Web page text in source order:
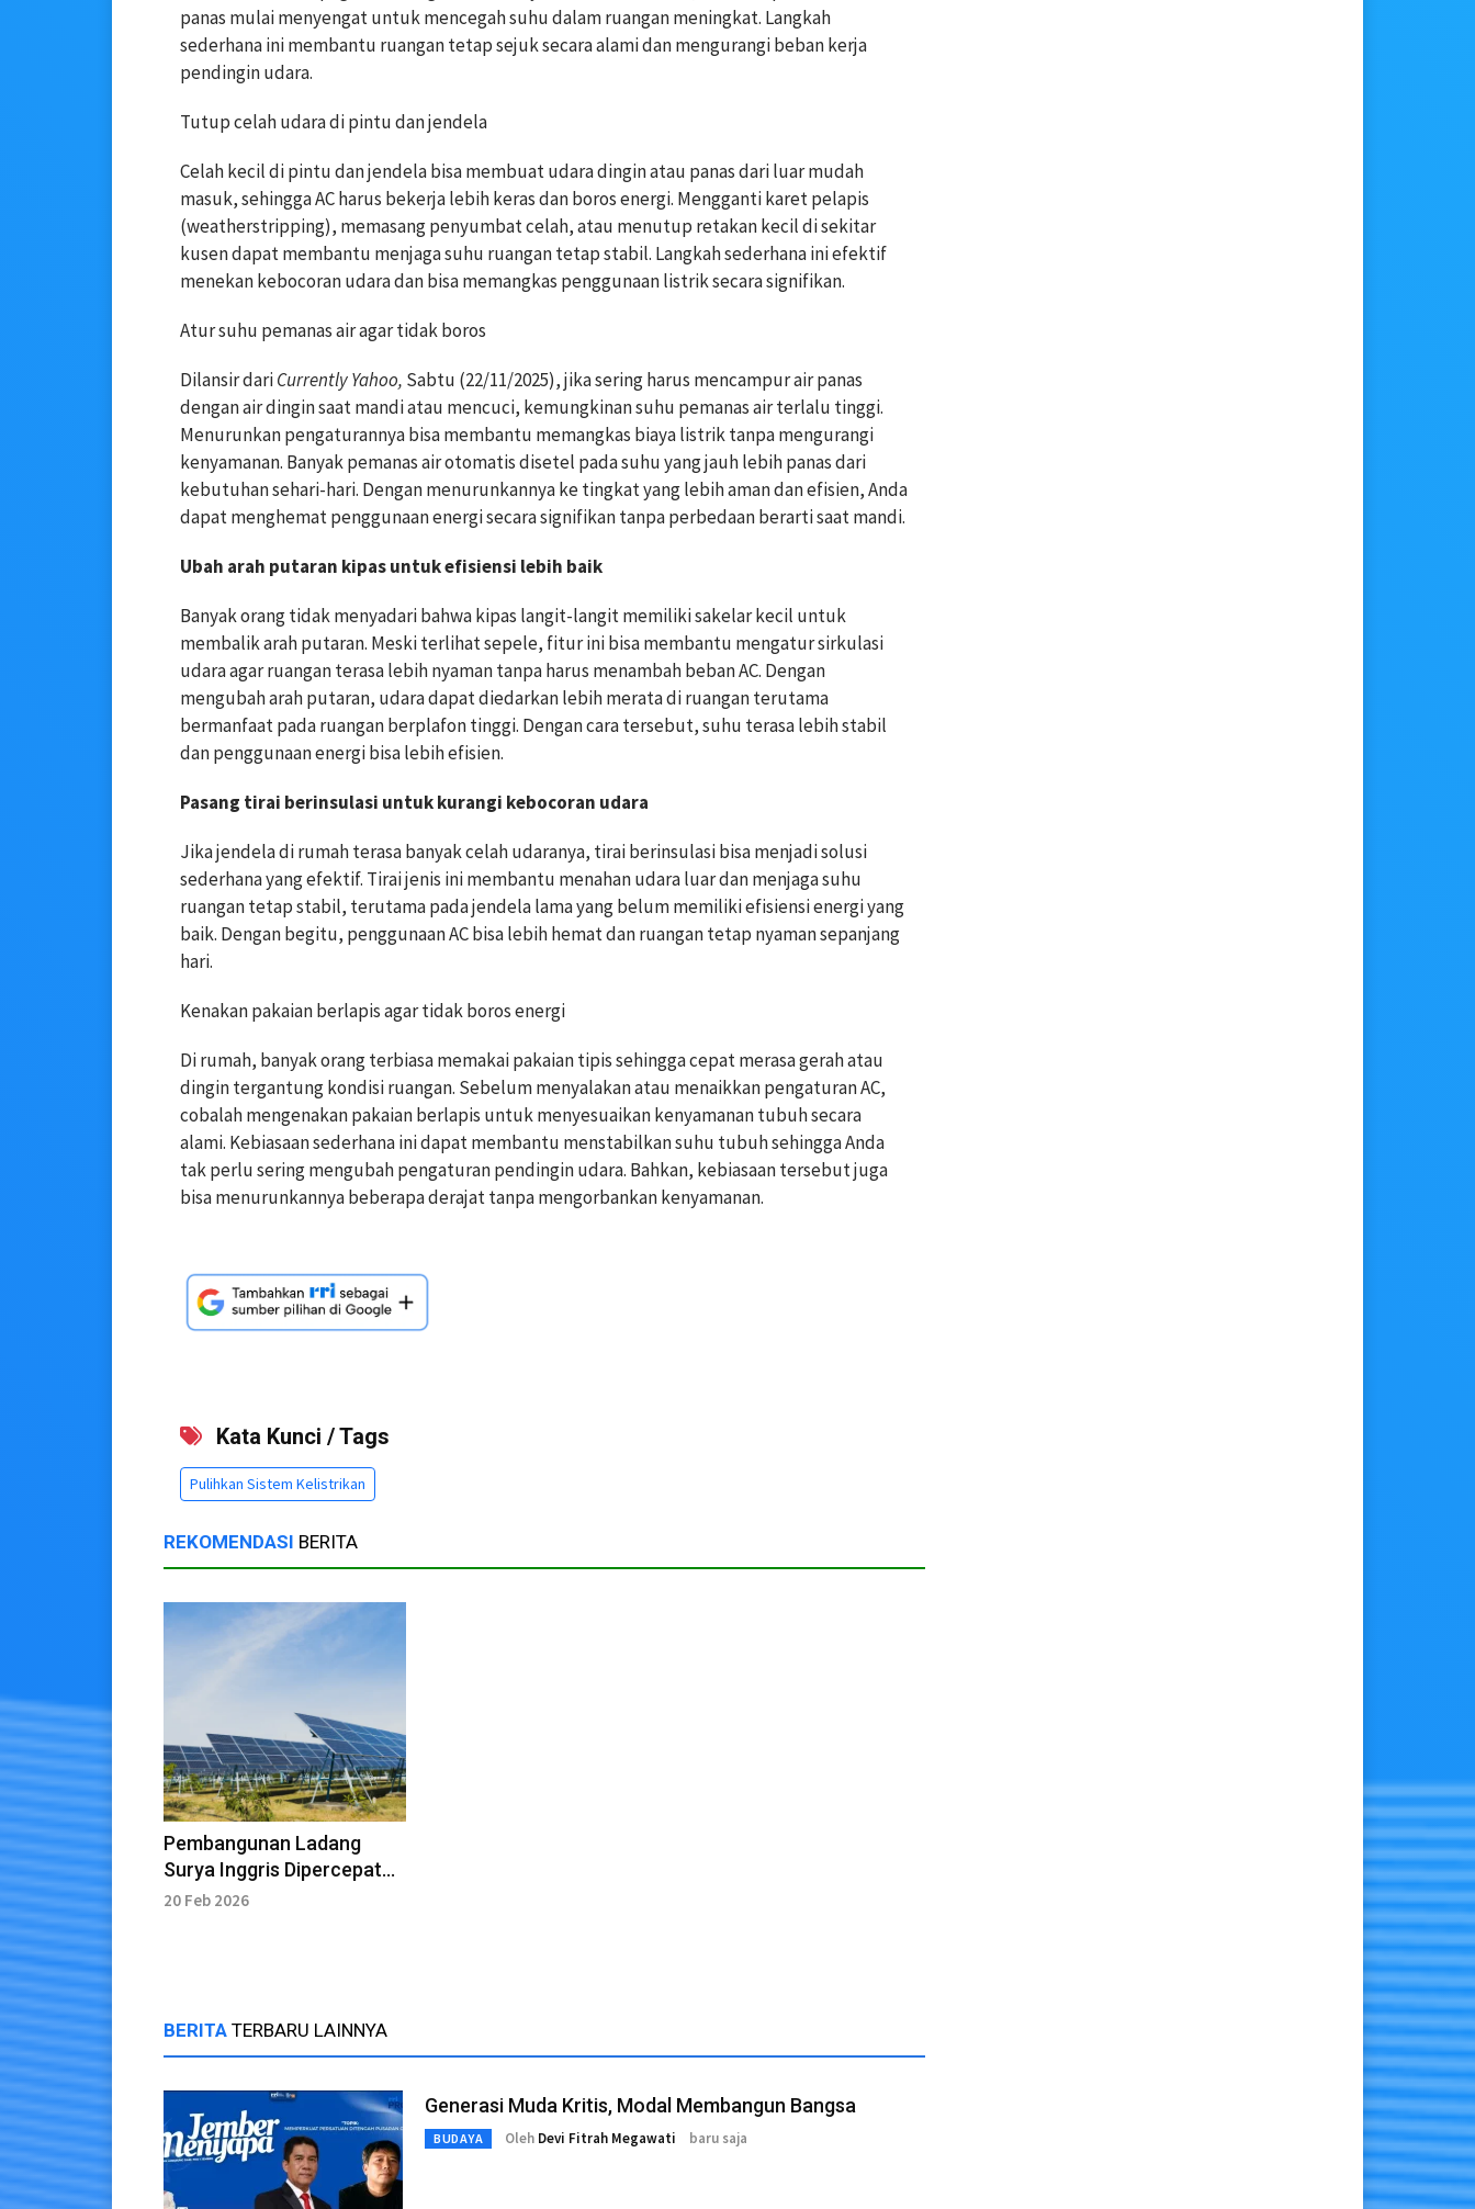
panas mulai menyengat untuk mencegah suhu dalam ruangan meningkat. Langkah
sederhana ini membantu ruangan tetap sejuk secara alami dan mengurangi beban kerja
pendingin udara.
Tutup celah udara di pintu dan jendela
Celah kecil di pintu dan jendela bisa membuat udara dingin atau panas dari luar mudah
masuk, sehingga AC harus bekerja lebih keras dan boros energi. Mengganti karet pelapis
(weatherstripping), memasang penyumbat celah, atau menutup retakan kecil di sekitar
kusen dapat membantu menjaga suhu ruangan tetap stabil. Langkah sederhana ini efektif
menekan kebocoran udara dan bisa memangkas penggunaan listrik secara signifikan.
Atur suhu pemanas air agar tidak boros
Dilansir dariCurrently Yahoo, Sabtu (22/11/2025), jika sering harus mencampur air panas
dengan air dingin saat mandi atau mencuci, kemungkinan suhu pemanas air terlalu tinggi.
Menurunkan pengaturannya bisa membantu memangkas biaya listrik tanpa mengurangi
kenyamanan. Banyak pemanas air otomatis disetel pada suhu yang jauh lebih panas dari
kebutuhan sehari-hari. Dengan menurunkannya ke tingkat yang lebih aman dan efisien, Anda
dapat menghemat penggunaan energi secara signifikan tanpa perbedaan berarti saat mandi.
Ubah arah putaran kipas untuk efisiensi lebih baik
Banyak orang tidak menyadari bahwa kipas langit-langit memiliki sakelar kecil untuk
membalik arah putaran. Meski terlihat sepele, fitur ini bisa membantu mengatur sirkulasi
udara agar ruangan terasa lebih nyaman tanpa harus menambah beban AC. Dengan
mengubah arah putaran, udara dapat diedarkan lebih merata di ruangan terutama
bermanfaat pada ruangan berplafon tinggi. Dengan cara tersebut, suhu terasa lebih stabil
dan penggunaan energi bisa lebih efisien.
Pasang tirai berinsulasi untuk kurangi kebocoran udara
Jika jendela di rumah terasa banyak celah udaranya, tirai berinsulasi bisa menjadi solusi
sederhana yang efektif. Tirai jenis ini membantu menahan udara luar dan menjaga suhu
ruangan tetap stabil, terutama pada jendela lama yang belum memiliki efisiensi energi yang
baik. Dengan begitu, penggunaan AC bisa lebih hemat dan ruangan tetap nyaman sepanjang
hari.
Kenakan pakaian berlapis agar tidak boros energi
Di rumah, banyak orang terbiasa memakai pakaian tipis sehingga cepat merasa gerah atau
dingin tergantung kondisi ruangan. Sebelum menyalakan atau menaikkan pengaturan AC,
cobalah mengenakan pakaian berlapis untuk menyesuaikan kenyamanan tubuh secara
alami. Kebiasaan sederhana ini dapat membantu menstabilkan suhu tubuh sehingga Anda
tak perlu sering mengubah pengaturan pendingin udara. Bahkan, kebiasaan tersebut juga
bisa menurunkannya beberapa derajat tanpa mengorbankan kenyamanan.
Kata Kunci / Tags
Pulihkan Sistem Kelistrikan
REKOMENDASI BERITA
Pembangunan Ladang
Surya Inggris Dipercepat
setelah Lelang
20 Feb 2026
BERITA TERBARU LAINNYA
Generasi Muda Kritis, Modal Membangun Bangsa
BUDAYA Oleh Devi Fitrah Megawati baru saja